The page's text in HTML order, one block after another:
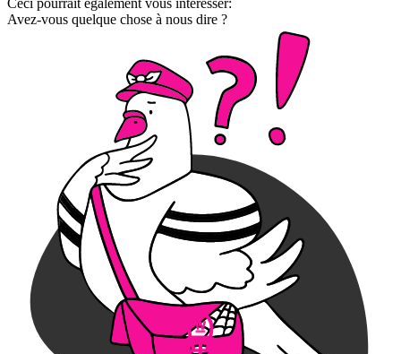
Ceci pourrait également vous intéresser:
Avez-vous quelque chose à nous dire ?